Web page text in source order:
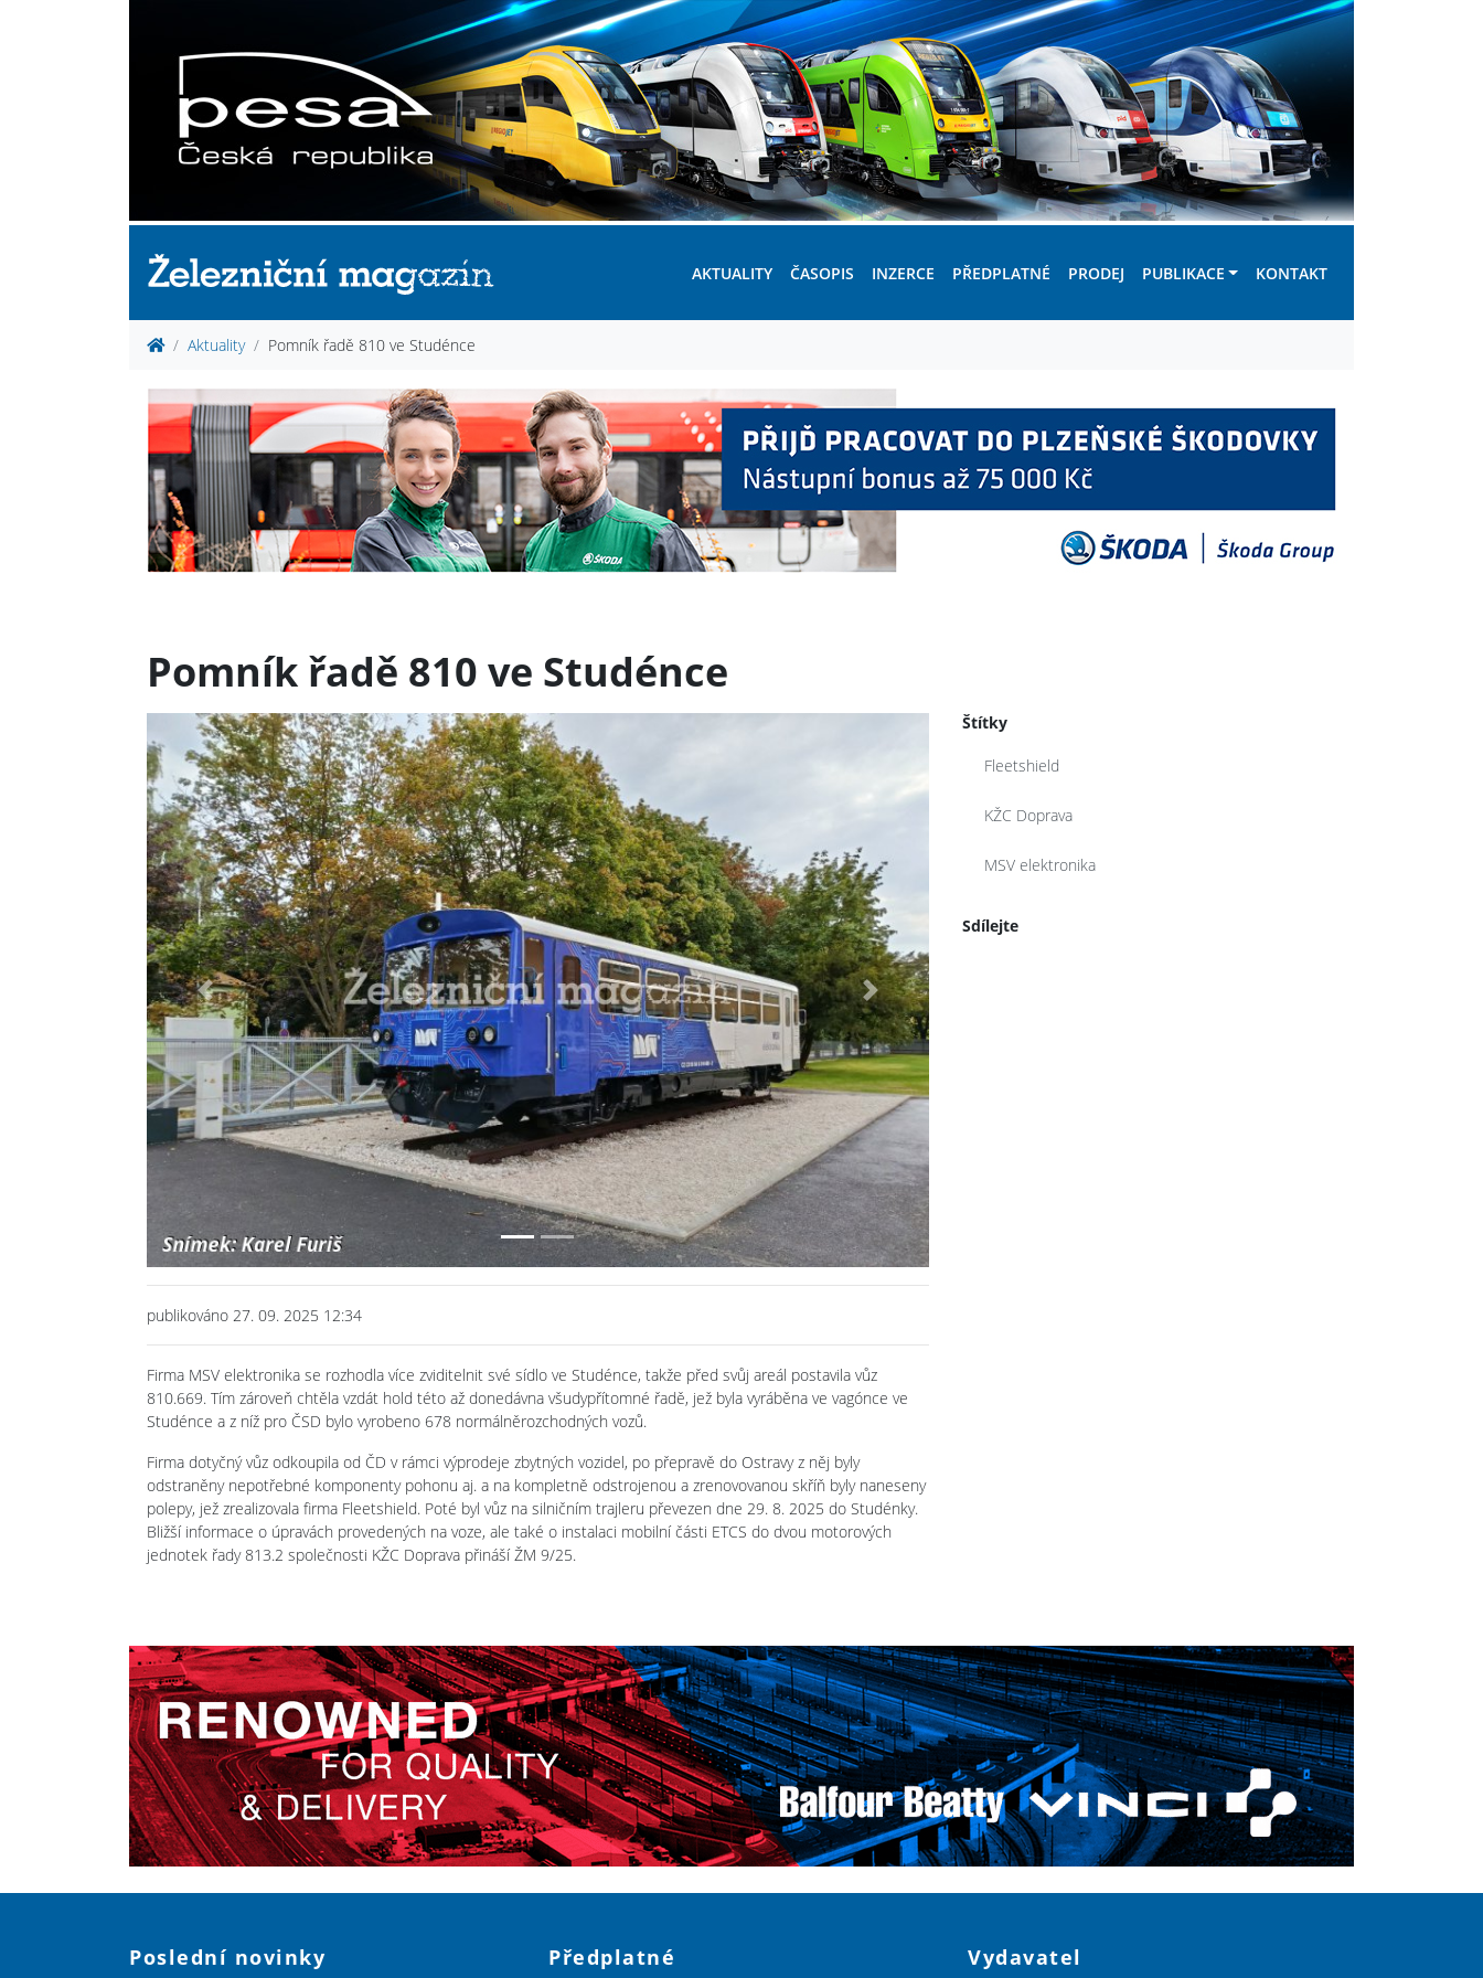
AKTUALITY ČASOPIS INZERCE PŘEDPLATNÉ PRODEJ PUBLIKACE KONTAKT
Aktuality Pomník řadě 810 ve Studénce
Pomník řadě 810 ve Studénce
Previous Next
publikováno 27. 09. 2025 12:34
Firma MSV elektronika se rozhodla více zviditelnit své sídlo ve Studénce, takže před svůj areál postavila vůz
810.669. Tím zároveň chtěla vzdát hold této až donedávna všudypřítomné řadě, jež byla vyráběna ve vagónce ve
Studénce a z níž pro ČSD bylo vyrobeno 678 normálněrozchodných vozů.
Firma dotyčný vůz odkoupila od ČD v rámci výprodeje zbytných vozidel, po přepravě do Ostravy z něj byly
odstraněny nepotřebné komponenty pohonu aj. a na kompletně odstrojenou a zrenovovanou skříň byly naneseny
polepy, jež zrealizovala firma Fleetshield. Poté byl vůz na silničním trajleru převezen dne 29. 8. 2025 do Studénky.
Bližší informace o úpravách provedených na voze, ale také o instalaci mobilní části ETCS do dvou motorových
jednotek řady 813.2 společnosti KŽC Doprava přináší ŽM 9/25.
Štítky
Fleetshield
KŽC Doprava
MSV elektronika
Sdílejte
Poslední novinky Předplatné Vydavatel